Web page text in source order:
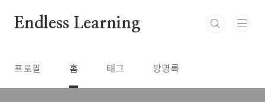
Endless Learning
프로필 홈 태그 방명록